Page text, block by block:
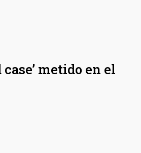
metido en el